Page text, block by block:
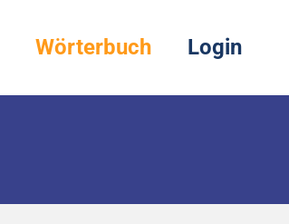
Wörterbuch Login